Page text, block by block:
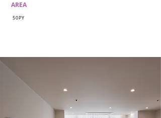
AREA
50PY